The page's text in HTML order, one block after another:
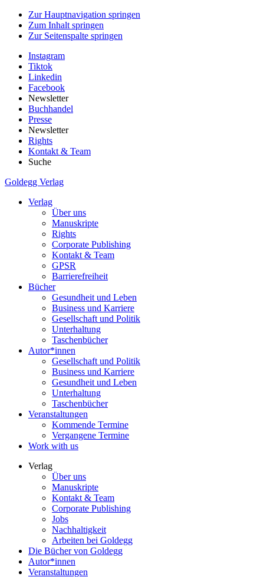
Zur Hauptnavigation springen
Zum Inhalt springen
Zur Seitenspalte springen
Instagram
Tiktok
Linkedin
Facebook
Newsletter
Buchhandel
Presse
Newsletter
Rights
Kontakt & Team
Suche
Goldegg Verlag
Verlag
Über uns
Manuskripte
Rights
Corporate Publishing
Kontakt & Team
GPSR
Barrierefreiheit
Bücher
Gesundheit und Leben
Business und Karriere
Gesellschaft und Politik
Unterhaltung
Taschenbücher
Autor*innen
Gesellschaft und Politik
Business und Karriere
Gesundheit und Leben
Unterhaltung
Taschenbücher
Veranstaltungen
Kommende Termine
Vergangene Termine
Work with us
Verlag
Über uns
Manuskripte
Kontakt & Team
Corporate Publishing
Jobs
Nachhaltigkeit
Arbeiten bei Goldegg
Die Bücher von Goldegg
Autor*innen
Veranstaltungen